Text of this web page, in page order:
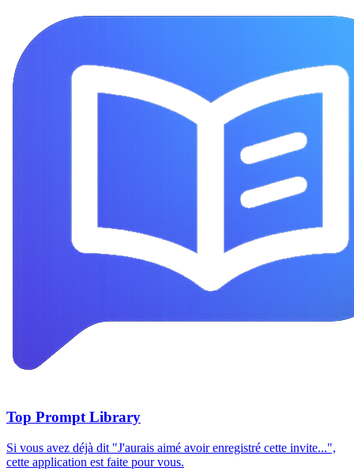
Top Prompt Library
Si vous avez déjà dit "J'aurais aimé avoir enregistré cette invite...",
cette application est faite pour vous.